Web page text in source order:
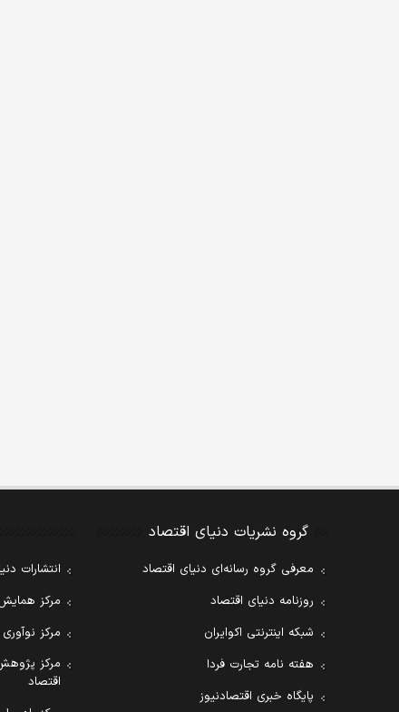
گروه نشریات دنیای اقتصاد
معرفی گروه رسانه‌ای دنیای اقتصاد
روزنامه دنیای اقتصاد
شبکه اینترنتی اکوایران
هفته نامه تجارت فردا
پایگاه خبری اقتصادنیوز
انتشارات
مرکز
مرکز
مرکز
اقتصاد